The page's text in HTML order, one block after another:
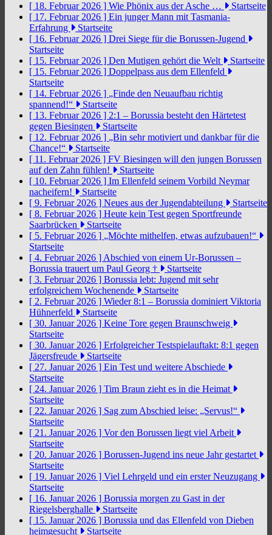
[ 18. Februar 2026 ] Wie Phönix aus der Asche …
Startseite
[ 17. Februar 2026 ] Ein junger Mann mit Tasmania-
Erfahrung
Startseite
[ 16. Februar 2026 ] Drei Siege für die Borussen-Jugend
Startseite
[ 15. Februar 2026 ] Den Mutigen gehört die Welt
Startseite
[ 15. Februar 2026 ] Doppelpass aus dem Ellenfeld
Startseite
[ 14. Februar 2026 ] „Finde den Neuaufbau richtig
spannend!“
Startseite
[ 13. Februar 2026 ] 2:1 – Borussia besteht den Härtetest
gegen Biesingen
Startseite
[ 12. Februar 2026 ] „Bin sehr motiviert und dankbar für die
Chance!“
Startseite
[ 11. Februar 2026 ] FV Biesingen will den jungen Borussen
auf den Zahn fühlen!
Startseite
[ 10. Februar 2026 ] Im Ellenfeld seinem Vorbild Neymar
nacheifern!
Startseite
[ 9. Februar 2026 ] Neues aus der Jugendabteilung
Startseite
[ 8. Februar 2026 ] Heute kein Test gegen Sportfreunde
Saarbrücken
Startseite
[ 5. Februar 2026 ] „Möchte mithelfen, etwas aufzubauen!“
Startseite
[ 4. Februar 2026 ] Abschied von einem Ur-Borussen –
Borussia trauert um Paul Georg †
Startseite
[ 3. Februar 2026 ] Borussia lebt: Jugend mit sehr
erfolgreichem Wochenende
Startseite
[ 2. Februar 2026 ] Wieder 8:1 – Borussia dominiert Viktoria
Hühnerfeld
Startseite
[ 30. Januar 2026 ] Keine Tore gegen Braunschweig
Startseite
[ 30. Januar 2026 ] Erfolgreicher Testspielauftakt: 8:1 gegen
Jägersfreude
Startseite
[ 27. Januar 2026 ] Ein Test und weitere Abschiede
Startseite
[ 24. Januar 2026 ] Tim Braun zieht es in die Heimat
Startseite
[ 22. Januar 2026 ] Sag zum Abschied leise: „Servus!“
Startseite
[ 21. Januar 2026 ] Vor den Borussen liegt viel Arbeit
Startseite
[ 20. Januar 2026 ] Borussen-Jugend ins neue Jahr gestartet
Startseite
[ 19. Januar 2026 ] Viel Lehrgeld und ein erster Neuzugang
Startseite
[ 16. Januar 2026 ] Borussia morgen zu Gast in der
Riegelsberghalle
Startseite
[ 15. Januar 2026 ] Borussia und das Ellenfeld von Dieben
heimgesucht
Startseite